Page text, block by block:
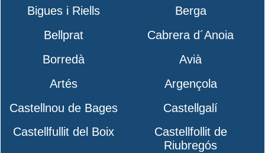
Bigues i Riells
Berga
Bellprat
Cabrera d´Anoia
Borredà
Avià
Artés
Argençola
Castellnou de Bages
Castellgalí
Castellfullit del Boix
Castellfollit de
Riubregós